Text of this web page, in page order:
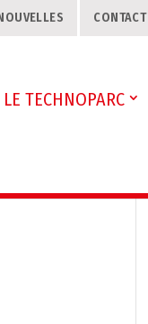
CONTACT
TECHNOPARC